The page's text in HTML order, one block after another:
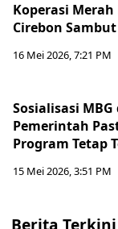
Koperasi
Cirebon
16 Mei 2026, 7:21 PM
Sosialisasi
Pemerintah
Program Tetap
15 Mei 2026, 3:51 PM
Berita Terkini